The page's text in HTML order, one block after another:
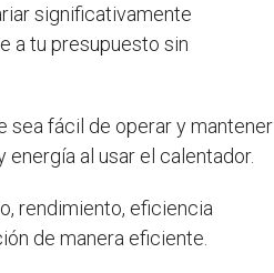
significativamente
a tu presupuesto sin
sea fácil de operar y mantener
al usar el calentador.
rendimiento, eficiencia
de manera eficiente.